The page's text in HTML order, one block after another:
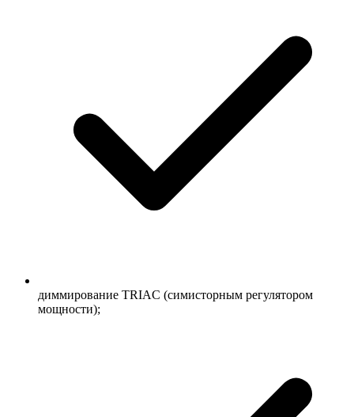
диммирование TRIAC (симисторным регулятором
мощности);